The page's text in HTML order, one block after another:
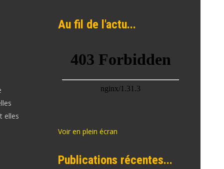
elles
Au fil de l'actu...
Voir en plein écran
Publications récentes...